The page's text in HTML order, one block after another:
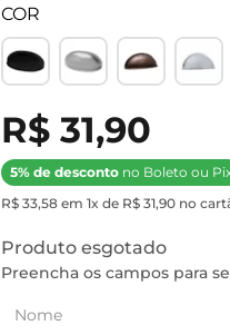
COR
R$ 31,90
5% de descontono Boleto ou
R$ 33,58 em 1x de R$ 31,90 no
Produto esgotado
Preencha os campos para